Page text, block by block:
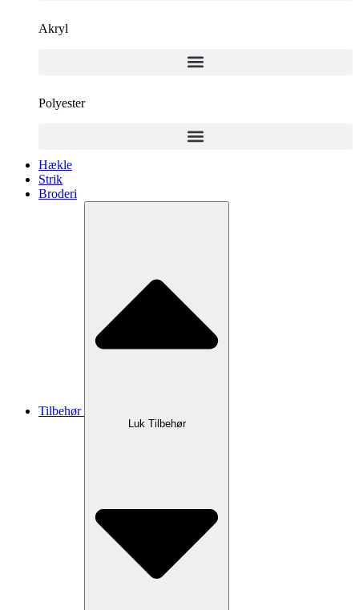
Akryl
Polyester
Hækle
Strik
Broderi
Tilbehør
Luk Tilbehør